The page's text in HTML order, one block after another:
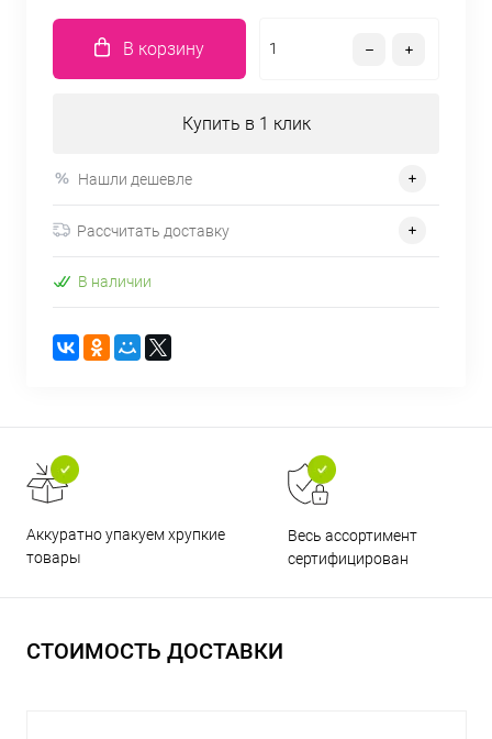
В корзину
Купить в 1 клик
Нашли дешевле
Рассчитать доставку
В наличии
Аккуратно упакуем хрупкие
товары
Весь ассортимент
сертифицирован
СТОИМОСТЬ ДОСТАВКИ